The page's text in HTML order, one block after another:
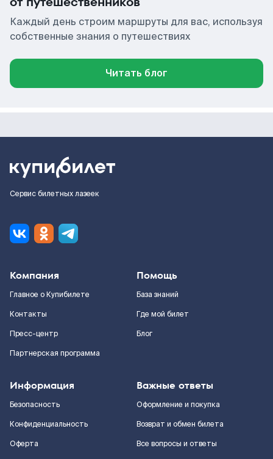
Каждый день строим маршруты для вас, используя
собственные знания о путешествиях
Читать блог
Сервис билетных лазеек
Компания
Главное о Купибилете
Контакты
Пресс-центр
Партнерская программа
Помощь
База знаний
Где мой билет
Блог
Информация
Безопасность
Конфиденциальность
Оферта
Важные ответы
Оформление и покупка
Возврат и обмен билета
Все вопросы и ответы